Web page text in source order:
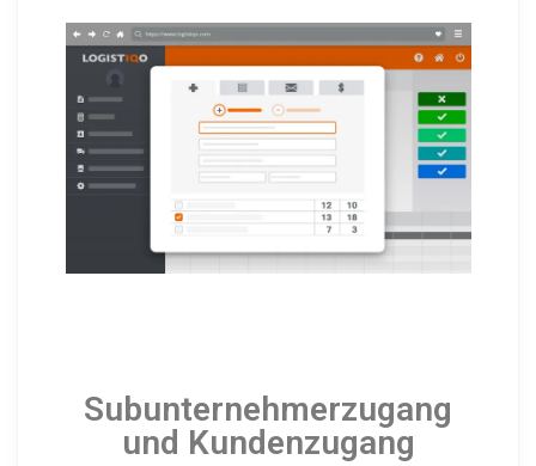
Subunternehmerzugang
und Kundenzugang